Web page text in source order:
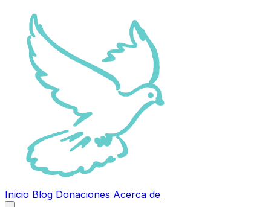
Inicio Blog Donaciones Acerca de